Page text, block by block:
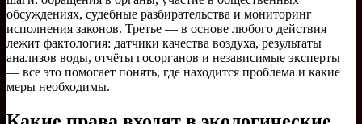
обсуждениях, судебные разбирательства и мониторинг
исполнения законов. Третье — в основе любого действия
лежит фактология: датчики качества воздуха, результаты
анализов воды, отчёты госорганов и независимые эксперты
— все это помогает понять, где находится проблема и какие
меры необходимы.